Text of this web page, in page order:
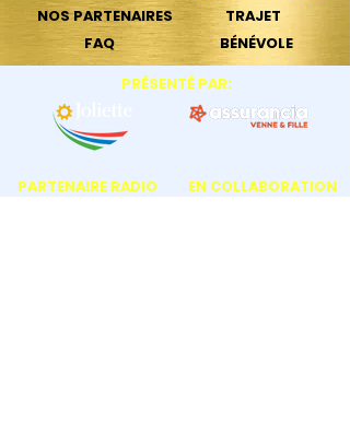
NOS PARTENAIRES
TRAJET
FAQ
BÉNÉVOLE
PRÉSENTÉ PAR:
PARTENAIRE RADIO
EN COLLABORATION